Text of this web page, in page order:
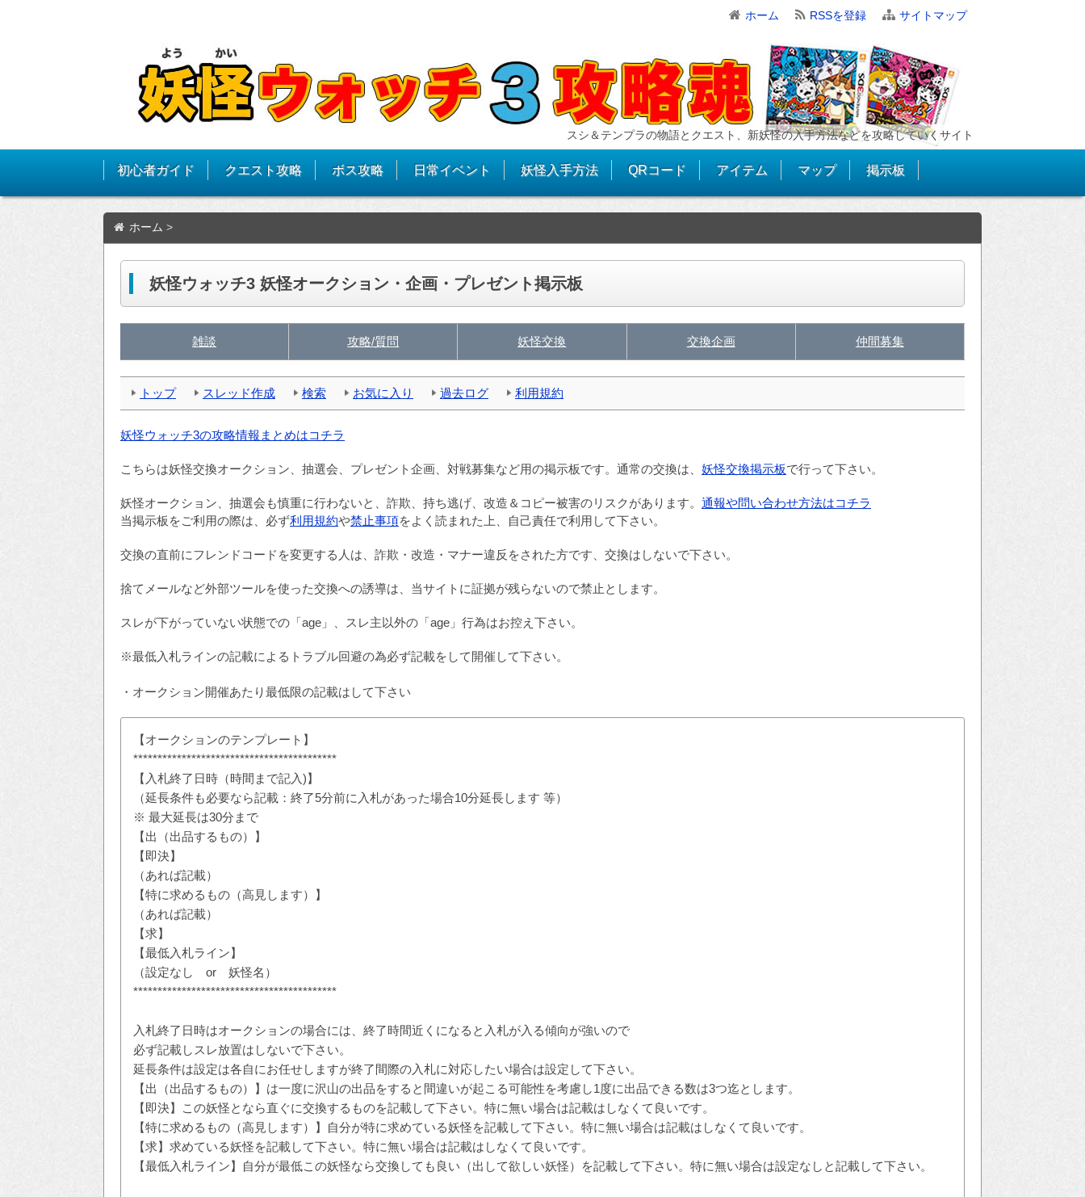
ホーム RSSを登録 サイトマップ
スシ＆テンプラの物語とクエスト、新妖怪の入手方法などを攻略していくサイト
初心者ガイド クエスト攻略 ボス攻略 日常イベント 妖怪入手方法 QRコード アイテム マップ 掲示板
ホーム >
妖怪ウォッチ3 妖怪オークション・企画・プレゼント掲示板
雑談 攻略/質問 妖怪交換 交換企画 仲間募集
トップ スレッド作成 検索 お気に入り 過去ログ 利用規約
妖怪ウォッチ3の攻略情報まとめはコチラ
こちらは妖怪交換オークション、抽選会、プレゼント企画、対戦募集など用の掲示板です。通常の交換は、 妖怪交換掲示板で行って下さい。
妖怪オークション、抽選会も慎重に行わないと、詐欺、持ち逃げ、改造＆コピー被害のリスクがあります。 通報や問い合わせ方法はコチラ
当掲示板をご利用の際は、必ず利用規約や禁止事項をよく読まれた上、自己責任で利用して下さい。
交換の直前にフレンドコードを変更する人は、詐欺・改造・マナー違反をされた方です、交換はしないで下さい。
捨てメールなど外部ツールを使った交換への誘導は、当サイトに証拠が残らないので禁止とします。
スレが下がっていない状態での「age」、スレ主以外の「age」行為はお控え下さい。
※最低入札ラインの記載によるトラブル回避の為必ず記載をして開催して下さい。
・オークション開催あたり最低限の記載はして下さい
【オークションのテンプレート】
******************************************
【入札終了日時（時間まで記入)】
（延長条件も必要なら記載：終了5分前に入札があった場合10分延長します 等）
※ 最大延長は30分まで
【出（出品するもの）】
【即決】
（あれば記載）
【特に求めるもの（高見します）】
（あれば記載）
【求】
【最低入札ライン】
（設定なし or 妖怪名）
******************************************
入札終了日時はオークションの場合には、終了時間近くになると入札が入る傾向が強いので
必ず記載しスレ放置はしないで下さい。
延長条件は設定は各自にお任せしますが終了間際の入札に対応したい場合は設定して下さい。
【出（出品するもの）】は一度に沢山の出品をすると間違いが起こる可能性を考慮し1度に出品できる数は3つ迄とします。
【即決】この妖怪となら直ぐに交換するものを記載して下さい。特に無い場合は記載はしなくて良いです。
【特に求めるもの（高見します）】自分が特に求めている妖怪を記載して下さい。特に無い場合は記載はしなくて良いです。
【求】求めている妖怪を記載して下さい。特に無い場合は記載はしなくて良いです。
【最低入札ライン】自分が最低この妖怪なら交換しても良い（出して欲しい妖怪）を記載して下さい。特に無い場合は設定なしと記載して下さい。